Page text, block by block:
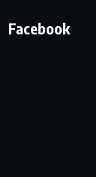
Facebook